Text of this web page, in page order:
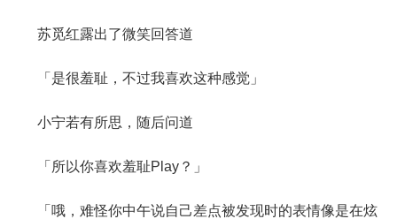
苏觅红露出了微笑回答道
「是很羞耻，不过我喜欢这种感觉」
小宁若有所思，随后问道
「所以你喜欢羞耻Play？」
「哦，难怪你中午说自己差点被发现时的表情像是在炫